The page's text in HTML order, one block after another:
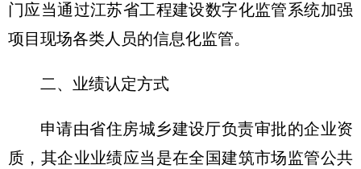
门应当通过江苏省工程建设数字化监管系统加强
项目现场各类人员的信息化监管。
二、业绩认定方式
申请由省住房城乡建设厅负责审批的企业资
质，其企业业绩应当是在全国建筑市场监管公共